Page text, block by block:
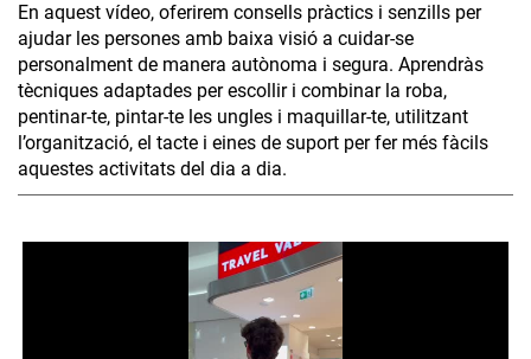
En aquest vídeo, oferirem consells pràctics i senzills per
ajudar les persones amb baixa visió a cuidar-se
personalment de manera autònoma i segura. Aprendràs
tècniques adaptades per escollir i combinar la roba,
pentinar-te, pintar-te les ungles i maquillar-te, utilitzant
l’organització, el tacte i eines de suport per fer més fàcils
aquestes activitats del dia a dia.